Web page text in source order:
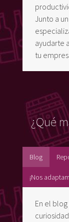
Junto a
ayudarte
tu
¿Qué
Blog
¡Nos
En el